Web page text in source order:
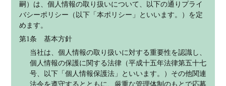
嗣）は、個人情報の取り扱いについて、以下の通りプライ
バシーポリシー（以下「本ポリシー」といいます。）を定
めます。
第1条　基本方針
当社は、個人情報の取り扱いに対する重要性を認識し、
個人情報の保護に関する法律（平成十五年法律第五十七
号、以下「個人情報保護法」といいます。）その他関連
法令を遵守するとともに、厳重な管理体制のもとで応募